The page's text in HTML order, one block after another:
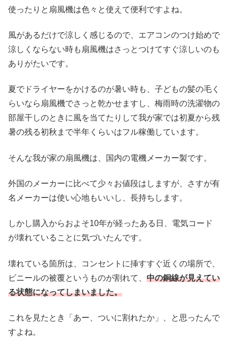
使ったりと扇風機は色々と使えて便利ですよね。
風があるだけで涼しく感じるので、エアコンのつけ始めで
涼しくならない時も扇風機はさっとつけてすぐ涼しいのも
ありがたいです。
夏でドライヤーをかけるのが暑い時も、子どもの髪の毛く
らいなら扇風機でさっと乾かせますし、梅雨時の洗濯物の
部屋干しのときに風を当てたりして我が家では初夏から残
暑の残る初秋まで半年くらいはフル稼働しています。
そんな我が家の扇風機は、国内の電機メーカー製です。
外国のメーカーに比べて少々お値段はしますが、さすが有
名メーカーは使い心地もいいし、長持ちします。
しかし購入からおよそ10年が経ったある日、電気コード
が壊れていることに気づいたんです。
壊れている箇所は、コンセントに挿すすぐ近くの場所で、
ビニールの被覆というものが割れて、 中の銅線が見えてい
る状態になってしまいました。
これを見たとき「あー、ついに割れたか」、と思ったんで
すよね。